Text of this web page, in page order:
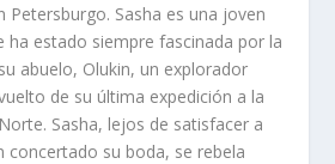
Petersburgo. Sasha es una joven
ha estado siempre fascinada por la
abuelo, Olukin, un explorador
de su última expedición a la
Sasha, lejos de satisfacer a
concertado su boda, se rebela